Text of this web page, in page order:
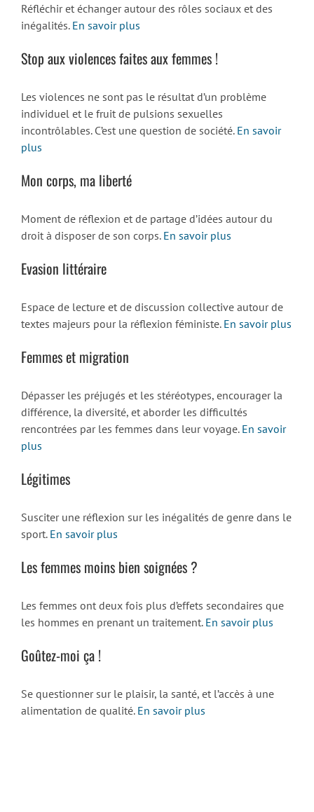
Réfléchir et échanger autour des rôles sociaux et des
inégalités. En savoir plus
Stop aux violences faites aux femmes !
Les violences ne sont pas le résultat d’un problème
individuel et le fruit de pulsions sexuelles
incontrôlables. C’est une question de société. En savoir
plus
Mon corps, ma liberté
Moment de réflexion et de partage d’idées autour du
droit à disposer de son corps. En savoir plus
Evasion littéraire
Espace de lecture et de discussion collective autour de
textes majeurs pour la réflexion féministe. En savoir plus
Femmes et migration
Dépasser les préjugés et les stéréotypes, encourager la
différence, la diversité, et aborder les difficultés
rencontrées par les femmes dans leur voyage. En savoir
plus
Légitimes
Susciter une réflexion sur les inégalités de genre dans le
sport. En savoir plus
Les femmes moins bien soignées ?
Les femmes ont deux fois plus d’effets secondaires que
les hommes en prenant un traitement. En savoir plus
Goûtez-moi ça !
Se questionner sur le plaisir, la santé, et l’accès à une
alimentation de qualité. En savoir plus